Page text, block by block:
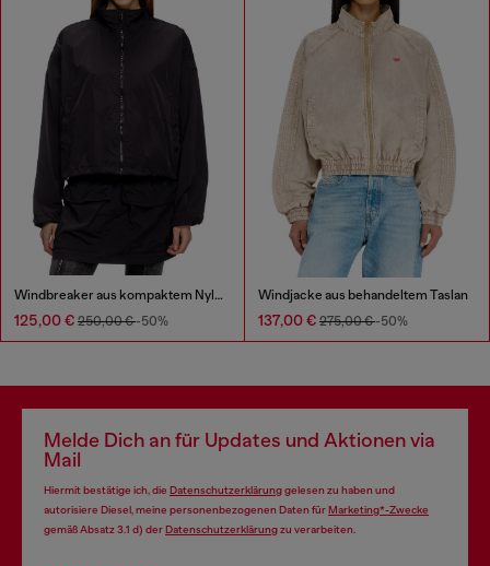
Windbreaker aus kompaktem Nylon
125,00 € 250,00 €-50%
Windjacke aus behandeltem Taslan
137,00 € 275,00 €-50%
Melde Dich an für Updates und Aktionen via
Mail
Hiermit bestätige ich, die Datenschutzerklärunggelesen zu haben und
autorisiere Diesel, meine personenbezogenen Daten fürMarketing*-Zwecke
gemäß Absatz 3.1 d) derDatenschutzerklärungzu verarbeiten.